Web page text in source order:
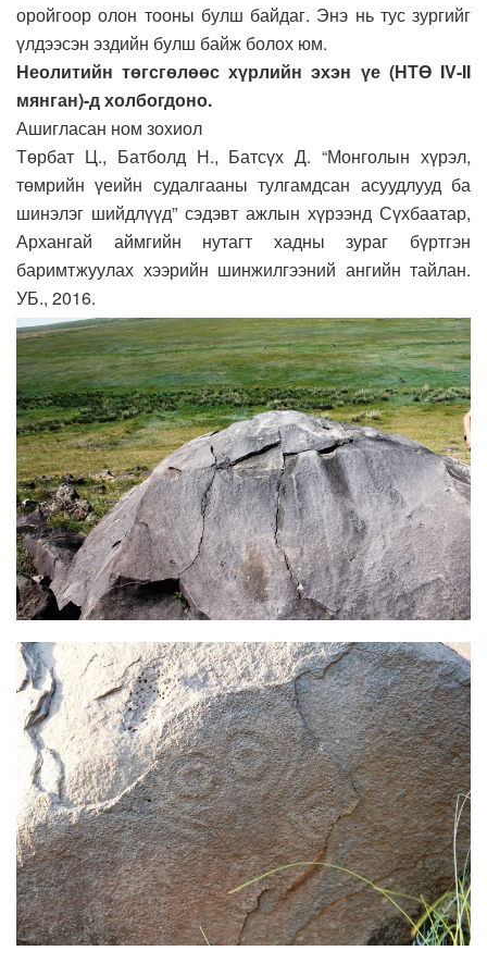
оройгоор олон тооны булш байдаг. Энэ нь тус зургийг
үлдээсэн эздийн булш байж болох юм.
Неолитийн төгсгөлөөс хүрлийн эхэн үе (НТӨ IV-II
мянган)-д холбогдоно.
Ашигласан ном зохиол
Төрбат Ц., Батболд Н., Батсүх Д. “Монголын хүрэл,
төмрийн үеийн судалгааны тулгамдсан асуудлууд ба
шинэлэг шийдлүүд” сэдэвт ажлын хүрээнд Сүхбаатар,
Архангай аймгийн нутагт хадны зураг бүртгэн
баримтжуулах хээрийн шинжилгээний ангийн тайлан.
УБ., 2016.